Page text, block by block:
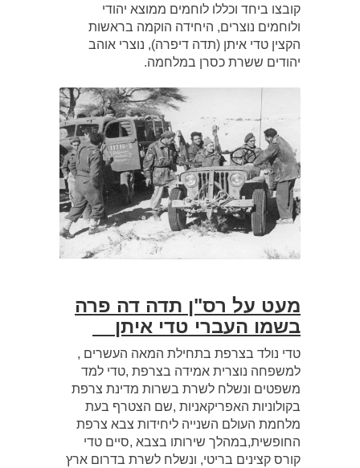
קובצו ביחד וכללו לוחמים ממוצא יהודי
ולוחמים נוצרים, היחידה הוקמה בראשות
הקצין טדי איתן (תדה דיפרה), נוצרי אוהב
יהודים ששרת כסרן במלחמה.
מעט על רס"ן תדה דה פרה
בשמו העברי טדי איתן
טדי נולד בצרפת בתחילת המאה העשרים ,
למשפחה נוצרית אמידה בצרפת ,טדי למד
משפטים ונשלח לשרת בשרות מדינת צרפת
בקולוניות האפריקאניות ,שם הצטרף בעת
מלחמת העולם השנייה ליחידות צבא צרפת
החופשית,במהלך שירותו בצבא ,סיים טדי
קורס קצינים בריטי, ונשלח לשרת בדרום ארץ